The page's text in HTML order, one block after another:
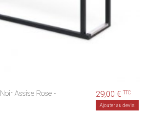
Assise Rose -
29,00 €TTC
Ajouter au devis